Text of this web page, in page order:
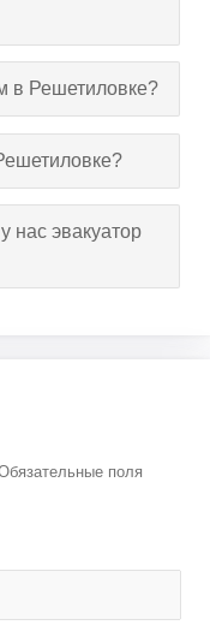
в Решетиловке?
нас эвакуатор
поля